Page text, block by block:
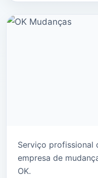
Serviço profissional
empresa de
OK.